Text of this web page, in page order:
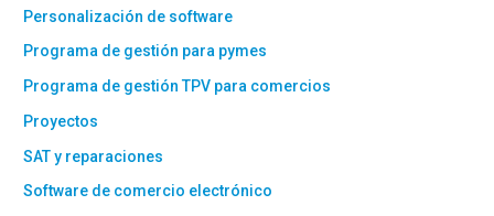
Personalización de software
Programa de gestión para pymes
Programa de gestión TPV para comercios
Proyectos
SAT y reparaciones
Software de comercio electrónico